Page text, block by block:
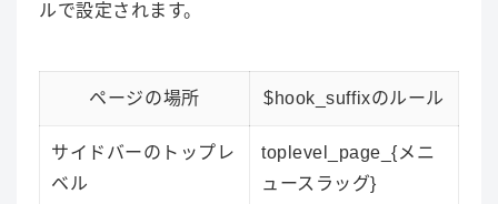
ルで設定されます。
ページの場所 $hook_suffixのルール
サイドバーのトップレ
ベル
toplevel_page_{メニ
ュースラッグ}